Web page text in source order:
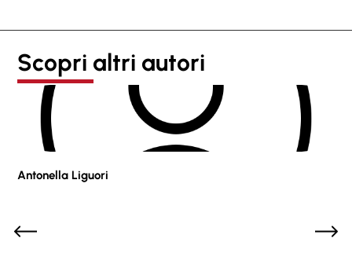
Scopri altri autori
Antonella Liguori